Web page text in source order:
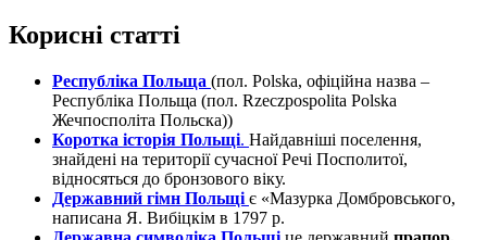
Корисні статті
Республіка Польща (пол. Polska, офіційна назва –
Республіка Польща (пол. Rzeczpospolita Polska
Жечпосполіта Польска))
Коротка історія Польщі. Найдавніші поселення,
знайдені на території сучасної Речі Посполитої,
відносяться до бронзового віку.
Державний гімн Польщі є «Мазурка Домбровського,
написана Я. Вибіцкім в 1797 р.